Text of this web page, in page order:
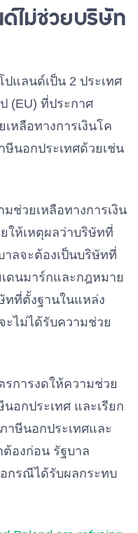
ด์ไม่ช่วยบริษัท
แลนด์เป็น 2 ประเทศ
(EU) ที่ประกาศ
หลือทางการเงินโค
นอกประเทศด้วยเช่น
ช่วยเหลือทางการเงิน
ให้เหตุผลว่าบริษัทที่
าลจะต้องเป็นบริษัทที่
ดนมาร์กและกฎหมาย
ทที่ตั้งฐานในแหล่ง
ไม่ได้รับความช่วย
การงดให้ความช่วย
อกประเทศ และเรียก
าษีนอกประเทศและ
ต้องก่อน รัฐบาล
กรณีได้รับผลกระทบ